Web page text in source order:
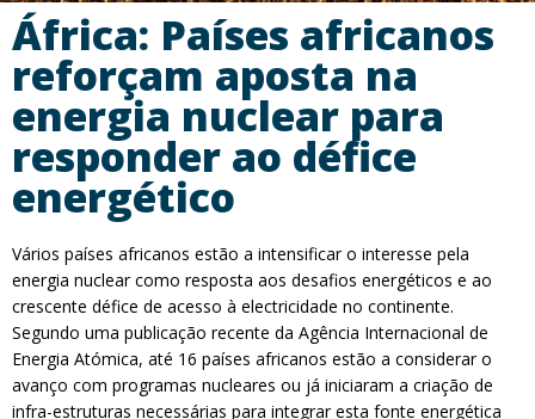
África: Países africanos
reforçam aposta na
energia nuclear para
responder ao défice
energético
Vários países africanos estão a intensificar o interesse pela
energia nuclear como resposta aos desafios energéticos e ao
crescente défice de acesso à electricidade no continente.
Segundo uma publicação recente da Agência Internacional de
Energia Atómica, até 16 países africanos estão a considerar o
avanço com programas nucleares ou já iniciaram a criação de
infra-estruturas necessárias para integrar esta fonte energética